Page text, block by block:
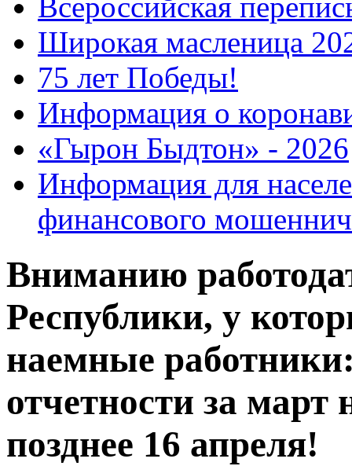
Широкая масленица
75 лет Победы!
Информация о
«Гырон Быдтон» - 2026
Информация для
финансового
Вниманию
Республики, у
наемные
отчетности за март
позднее 16 апреля!